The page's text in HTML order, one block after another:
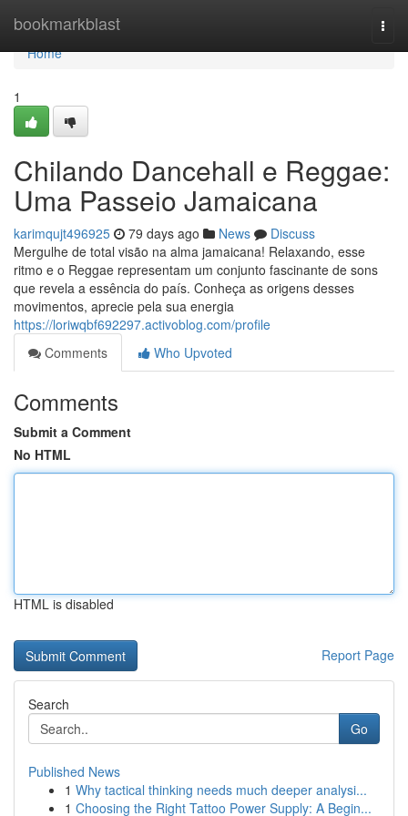
bookmarkblast
Home
Home
1
Chilando Dancehall e Reggae:
Uma Passeio Jamaicana
karimqujt496925 79 days ago News
Discuss
Mergulhe de total visão na alma jamaicana! Relaxando, esse
ritmo e o Reggae representam um conjunto fascinante de sons
que revela a essência do país. Conheça as origens desses
movimentos, aprecie pela sua energia
https://loriwqbf692297.activoblog.com/profile
Comments
Who Upvoted
Comments
Submit a Comment
No HTML
HTML is disabled
Report Page
Search
Go
Published News
1 Why tactical thinking needs much deeper analysi...
1 Choosing the Right Tattoo Power Supply: A Begin...